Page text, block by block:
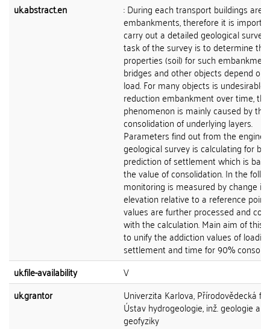
uk.abstract.en
: During each transport buildings are
embankments, therefore it is
carry out a detailed geological
task of the survey is to determine
properties (soil) for such
bridges and other objects depend on
load. For many objects is undesirable
reduction embankment over time, this
phenomenon is mainly caused by the
consolidation of underlying layers.
Parameters find out from the
geological survey is calculating for
prediction of settlement which is
the value of consolidation. In the
monitoring is measured by change in
elevation relative to a reference
values are further processed and
with the calculation. Main aim of this
to unify the addiction values of
settlement and time for 90%
uk.file-availability
V
uk.grantor
Univerzita Karlova, Přírodovědecká
Ústav hydrogeologie, inž. geologie a
geofyziky